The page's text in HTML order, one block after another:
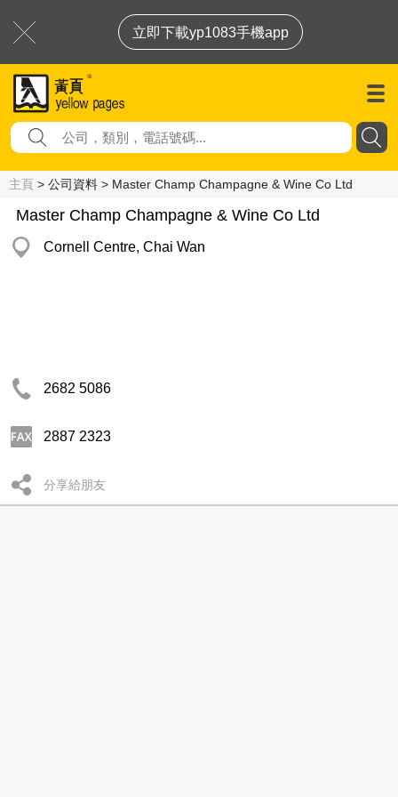
立即下載yp1083手機app
主頁 > 公司資料 > Master Champ Champagne & Wine Co Ltd
Master Champ Champagne & Wine Co Ltd
Cornell Centre, Chai Wan
2682 5086
2887 2323
分享給朋友